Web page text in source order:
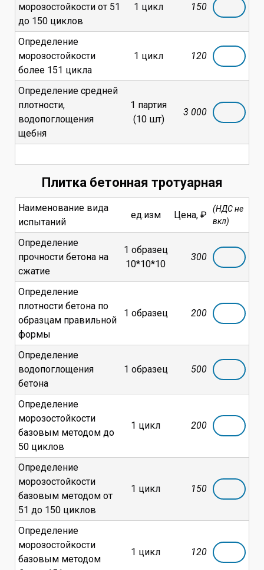
морозостойкости от 51
до 150 циклов
1 цикл 150
Определение
морозостойкости
более 151 цикла
1 цикл 120
Определение средней
плотности,
водопоглощения
щебня
1 партия
(10 шт)
3 000
Плитка бетонная тротуарная
Наименование вида
испытаний
ед.изм Цена, ₽
(НДС не
вкл)
Определение
прочности бетона на
сжатие
1 образец
10*10*10
300
Определение
плотности бетона по
образцам правильной
формы
1 образец 200
Определение
водопоглощения
бетона
1 образец 500
Определение
морозостойкости
базовым методом до
50 циклов
1 цикл 200
Определение
морозостойкости
базовым методом от
51 до 150 циклов
1 цикл 150
Определение
морозостойкости
базовым методом
1 цикл 120